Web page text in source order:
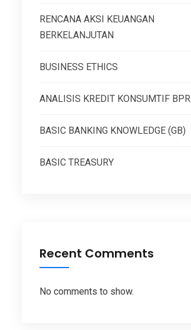
RENCANA AKSI KEUANGAN
BERKELANJUTAN
BUSINESS ETHICS
ANALISIS KREDIT KONSUMTIF BPR
BASIC BANKING KNOWLEDGE (GB)
BASIC TREASURY
Recent Comments
No comments to show.